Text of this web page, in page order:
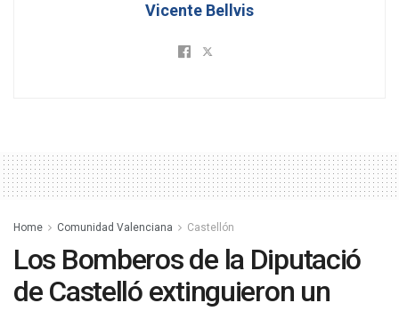
Vicente Bellvis
Home Comunidad Valenciana Castellón
Los Bomberos de la Diputació
de Castelló extinguieron un